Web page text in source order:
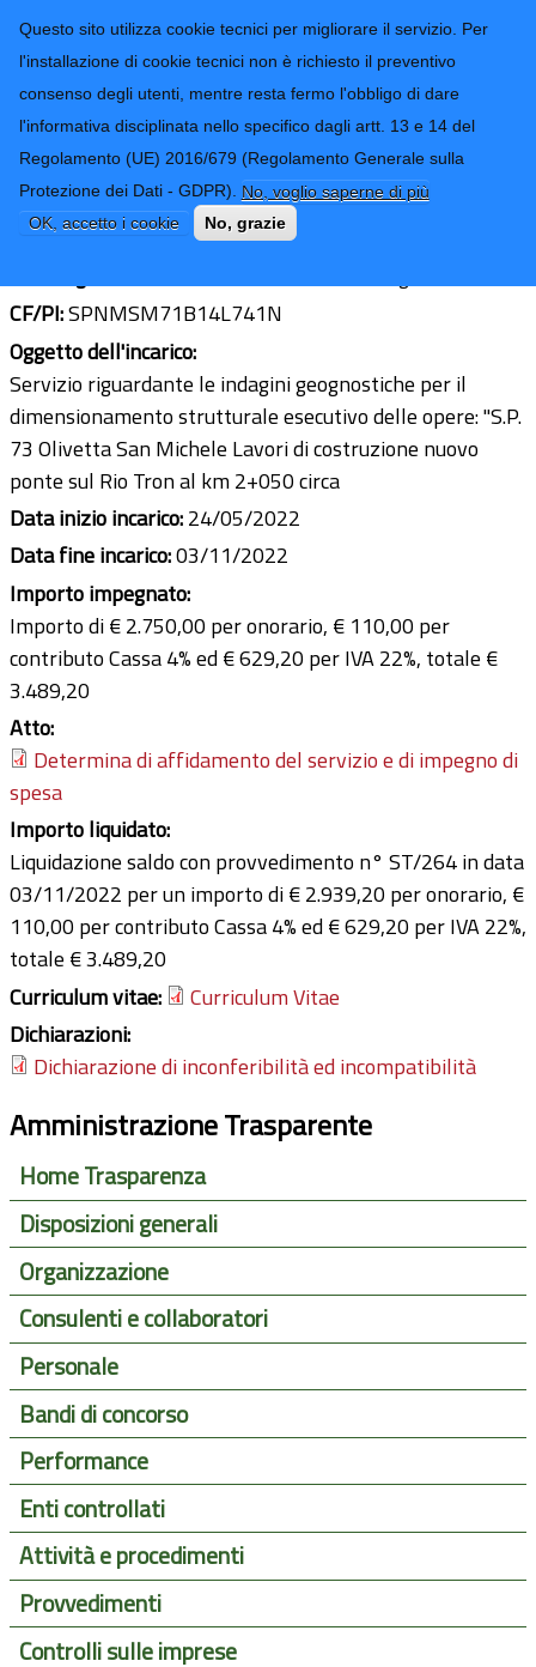
Questo sito utilizza cookie tecnici per migliorare il servizio. Per
l'installazione di cookie tecnici non è richiesto il preventivo
consenso degli utenti, mentre resta fermo l'obbligo di dare
l'informativa disciplinata nello specifico dagli artt. 13 e 14 del
Regolamento (UE) 2016/679 (Regolamento Generale sulla
Protezione dei Dati - GDPR). No, voglio saperne di più
OK, accetto i cookie
No, grazie
Provincia di
Imperia
CONTATTI-URP
TRASPARENZA
Form di ricerca
Geol. Massimo Spano
Ultimo aggiornamento: 09/11/2022 - 11:59
CF/PI:SPNMSM71B14L741N
Oggetto dell'incarico:
Servizio riguardante le indagini geognostiche per il
dimensionamento strutturale esecutivo delle opere: "S.P.
73 Olivetta San Michele Lavori di costruzione nuovo
ponte sul Rio Tron al km 2+050 circa
Data inizio incarico:24/05/2022
Data fine incarico:03/11/2022
Importo impegnato:
Importo di € 2.750,00 per onorario, € 110,00 per
contributo Cassa 4% ed € 629,20 per IVA 22%, totale €
3.489,20
Atto:
Determina di affidamento del servizio e di impegno di
spesa
Importo liquidato:
Liquidazione saldo con provvedimento n° ST/264 in data
03/11/2022 per un importo di € 2.939,20 per onorario, €
110,00 per contributo Cassa 4% ed € 629,20 per IVA 22%,
totale € 3.489,20
Curriculum vitae:
Curriculum Vitae
Dichiarazioni:
Dichiarazione di inconferibilità ed incompatibilità
Amministrazione Trasparente
Home Trasparenza
Disposizioni generali
Organizzazione
Consulenti e collaboratori
Personale
Bandi di concorso
Performance
Enti controllati
Attività e procedimenti
Provvedimenti
Controlli sulle imprese